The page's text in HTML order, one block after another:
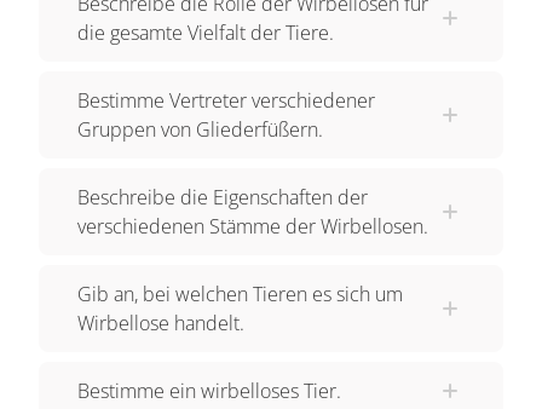
sein können. Doch zunächst: welche Merkmale
haben ALLE Wirbellosen gemeinsam? Da gibt es
Innenskelett und keine Wirbelsäule. Ok, dann
schauen wir nun mal auf die stammspezifischen
über dreißig verschiedene Stämme, nachfolgend
Schnecken und Muscheln. Viele Vertreter dieses
ihr Körper aus einem Kopf, Fuß und
die gesamte Vielfalt der Tiere.
Bestimme Vertreter verschiedener
Gruppen von Gliederfüßern.
Beschreibe die Eigenschaften der
verschiedenen Stämme der Wirbellosen.
Gib an, bei welchen Tieren es sich um
Wirbellose handelt.
Bestimme ein wirbelloses Tier.